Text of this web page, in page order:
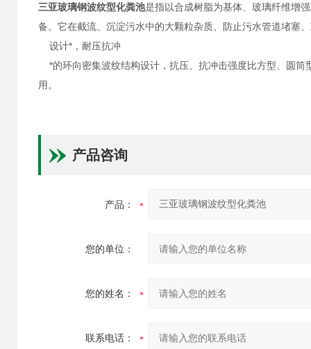
三亚玻璃钢波纹型化粪池是指以合成树脂为基体、玻璃纤维增
备。它在截流、沉淀污水中的大颗粒杂质、防止污水管道堵塞
设计*，耐压抗冲
*的环向密集波纹结构设计，抗压、抗冲击强度比方型、圆筒
用。
产品咨询
产品：
您的单位：
您的姓名：
联系电话：